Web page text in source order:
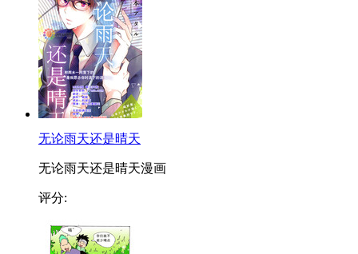
无论雨天还是晴天
无论雨天还是晴天漫画
评分: